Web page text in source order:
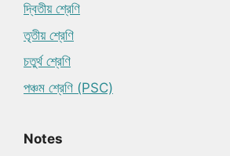
দ্বিতীয় শ্রেণি
তৃতীয় শ্রেণি
চতুর্থ শ্রেণি
পঞ্চম শ্রেণি (PSC)
Notes